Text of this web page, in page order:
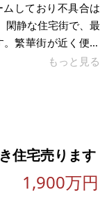
しており不具合は
閑静な住宅街で、最
繁華街が近く便利
もっと見る
住宅売ります
1,900万円